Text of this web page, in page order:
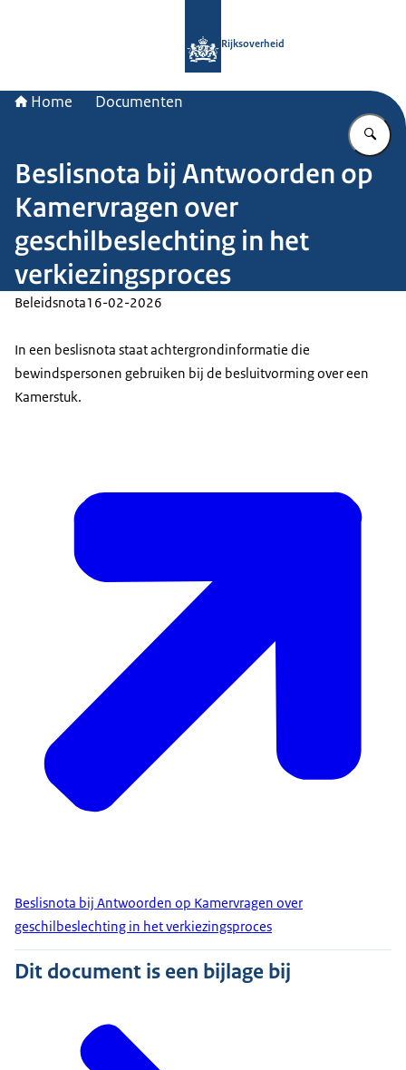
Rijksoverheid
Home Documenten
Beslisnota bij Antwoorden op
Kamervragen over
geschilbeslechting in het
verkiezingsproces
Beleidsnota16-02-2026
In een beslisnota staat achtergrondinformatie die
bewindspersonen gebruiken bij de besluitvorming over een
Kamerstuk.
Beslisnota bij Antwoorden op Kamervragen over
geschilbeslechting in het verkiezingsproces
Dit document is een bijlage bij